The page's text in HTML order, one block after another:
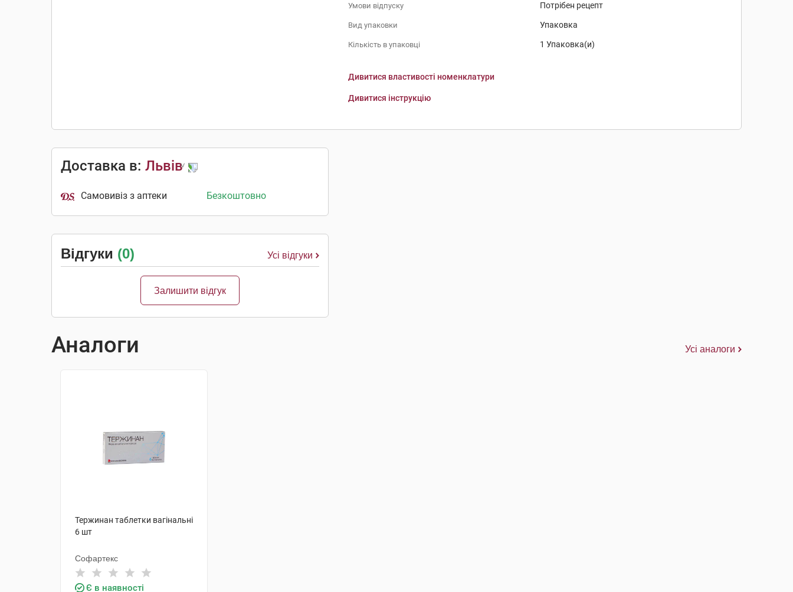
Умови відпуску Потрібен рецепт
Вид упаковки Упаковка
Кількість в упаковці 1 Упаковка(и)
Дивитися властивості номенклатури
Дивитися інструкцію
Доставка в: Львів
Самовивіз з аптеки Безкоштовно
Відгуки (0) Усі відгуки
Залишити відгук
Аналоги Усі аналоги
Тержинан таблетки вагінальні
6 шт
Софартекс
Є в наявності